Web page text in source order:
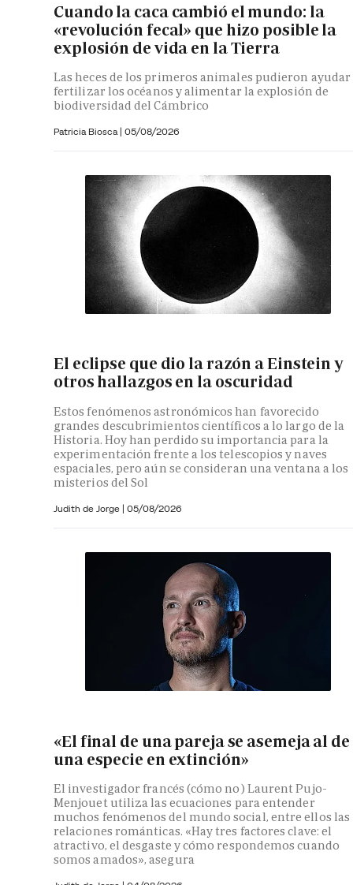
Cuando la caca cambió el mundo: la
«revolución fecal» que hizo posible la
explosión de vida en la Tierra
Las heces de los primeros animales pudieron ayudar
fertilizar los océanos y alimentar la explosión de
biodiversidad del Cámbrico
Patricia Biosca | 05/08/2026
El eclipse que dio la razón a Einstein y
otros hallazgos en la oscuridad
Estos fenómenos astronómicos han favorecido
grandes descubrimientos científicos a lo largo de la
Historia. Hoy han perdido su importancia para la
experimentación frente a los telescopios y naves
espaciales, pero aún se consideran una ventana a los
misterios del Sol
Judith de Jorge | 05/08/2026
«El final de una pareja se asemeja al de
una especie en extinción»
El investigador francés (cómo no) Laurent Pujo-
Menjouet utiliza las ecuaciones para entender
muchos fenómenos del mundo social, entre ellos las
relaciones románticas. «Hay tres factores clave: el
atractivo, el desgaste y cómo respondemos cuando
somos amados», asegura